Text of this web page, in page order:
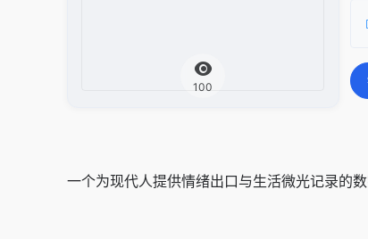
100
一个为现代人提供情绪出口与生活微光记录的